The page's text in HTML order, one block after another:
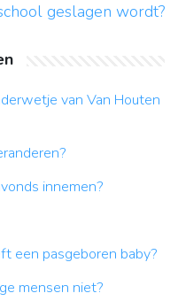
geslagen wordt?
van Van Houten
innemen?
een pasgeboren baby?
mensen niet?